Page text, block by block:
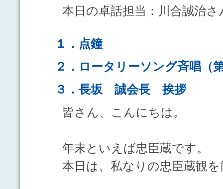
本日の卓話担当：川合誠治さ
１．点鐘
２．ロータリーソング斉唱
３．長坂 誠会長 挨拶
皆さん、こんにちは。
年末といえば忠臣蔵です。
本日は、私なりの忠臣蔵観